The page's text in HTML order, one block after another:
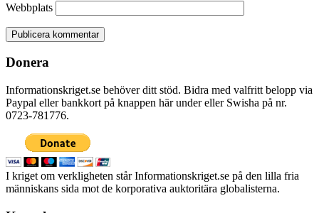
Webbplats
Donera
Informationskriget.se behöver ditt stöd. Bidra med valfritt belopp via
Paypal eller bankkort på knappen här under eller Swisha på nr.
0723-781776.
I kriget om verkligheten står Informationskriget.se på den lilla fria
människans sida mot de korporativa auktoritära globalisterna.